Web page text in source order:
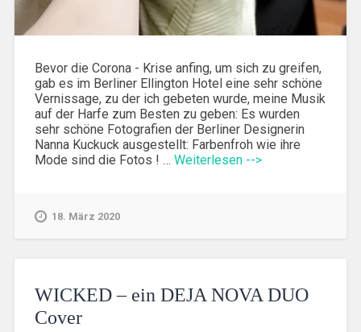
Bevor die Corona - Krise anfing, um sich zu greifen,
gab es im Berliner Ellington Hotel eine sehr schöne
Vernissage, zu der ich gebeten wurde, meine Musik
auf der Harfe zum Besten zu geben: Es wurden
sehr schöne Fotografien der Berliner Designerin
Nanna Kuckuck ausgestellt: Farbenfroh wie ihre
Mode sind die Fotos ! … Weiterlesen -->
18. März 2020
WICKED – ein DEJA NOVA DUO
Cover